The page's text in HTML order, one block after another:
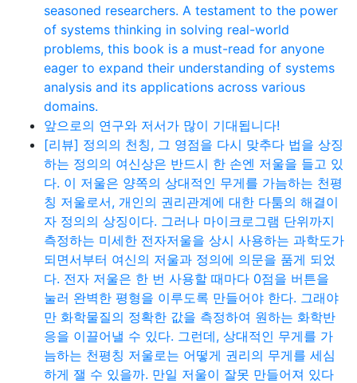
seasoned researchers. A testament to the power
of systems thinking in solving real-world
problems, this book is a must-read for anyone
eager to expand their understanding of systems
analysis and its applications across various
domains.
앞으로의 연구와 저서가 많이 기대됩니다!
[리뷰] 정의의 천칭, 그 영점을 다시 맞추다 법을 상징
하는 정의의 여신상은 반드시 한 손엔 저울을 들고 있
다. 이 저울은 양쪽의 상대적인 무게를 가늠하는 천평
칭 저울로서, 개인의 권리관계에 대한 다툼의 해결이
자 정의의 상징이다. 그러나 마이크로그램 단위까지
측정하는 미세한 전자저울을 상시 사용하는 과학도가
되면서부터 여신의 저울과 정의에 의문을 품게 되었
다. 전자 저울은 한 번 사용할 때마다 0점을 버튼을
눌러 완벽한 평형을 이루도록 만들어야 한다. 그래야
만 화학물질의 정확한 값을 측정하여 원하는 화학반
응을 이끌어낼 수 있다. 그런데, 상대적인 무게를 가
늠하는 천평칭 저울로는 어떻게 권리의 무게를 세심
하게 잴 수 있을까. 만일 저울이 잘못 만들어져 있다